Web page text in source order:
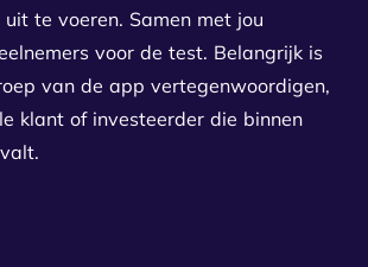
te voeren. Samen met jou
voor de test. Belangrijk is
van de app vertegenwoordigen,
klant of investeerder die binnen